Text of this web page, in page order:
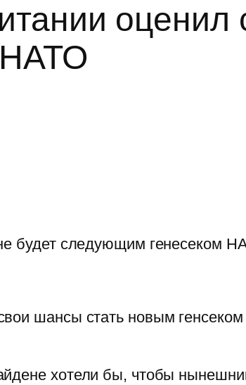
оценил
НАТО
будет следующим генесеком
шансы стать новым
хотели бы, чтобы